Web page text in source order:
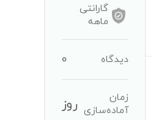
گارانتی
ماهه
دیدگاه 0
زمان
آماده‌سازی روز